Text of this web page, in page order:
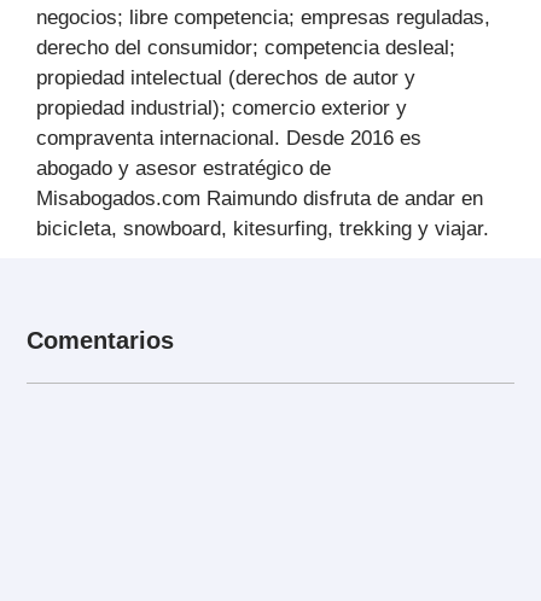
negocios; libre competencia; empresas reguladas,
derecho del consumidor; competencia desleal;
propiedad intelectual (derechos de autor y
propiedad industrial); comercio exterior y
compraventa internacional. Desde 2016 es
abogado y asesor estratégico de
Misabogados.com Raimundo disfruta de andar en
bicicleta, snowboard, kitesurfing, trekking y viajar.
Comentarios